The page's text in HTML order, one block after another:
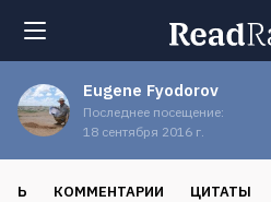
Поиск Eugene Fyodorov
Последнее посещение:
18 сентября 2016 г.
КОММЕНТАРИИ ЦИТАТЫ